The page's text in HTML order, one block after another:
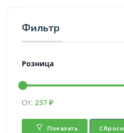
Фильтр
Розница
От: 237 ₽
Показать